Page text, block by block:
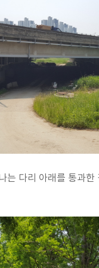
는 다리 아래를 통과